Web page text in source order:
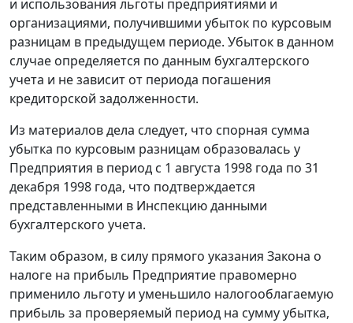
и использования льготы предприятиями и
организациями, получившими убыток по курсовым
разницам в предыдущем периоде. Убыток в данном
случае определяется по данным бухгалтерского
учета и не зависит от периода погашения
кредиторской задолженности.
Из материалов дела следует, что спорная сумма
убытка по курсовым разницам образовалась у
Предприятия в период с 1 августа 1998 года по 31
декабря 1998 года, что подтверждается
представленными в Инспекцию данными
бухгалтерского учета.
Таким образом, в силу прямого указания Закона о
налоге на прибыль Предприятие правомерно
применило льготу и уменьшило налогооблагаемую
прибыль за проверяемый период на сумму убытка,